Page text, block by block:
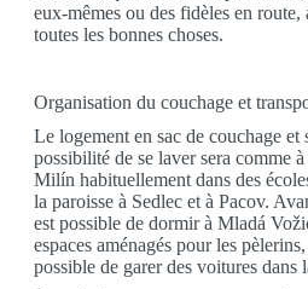
eux-mêmes ou des fidèles en
toutes les bonnes choses.
Organisation du couchage et
Le logement en sac de couchage et
possibilité de se laver sera comme à
Milín habituellement dans des
la paroisse à Sedlec et à Pacov.
est possible de dormir à Mladá
espaces aménagés pour les
possible de garer des voitures dans